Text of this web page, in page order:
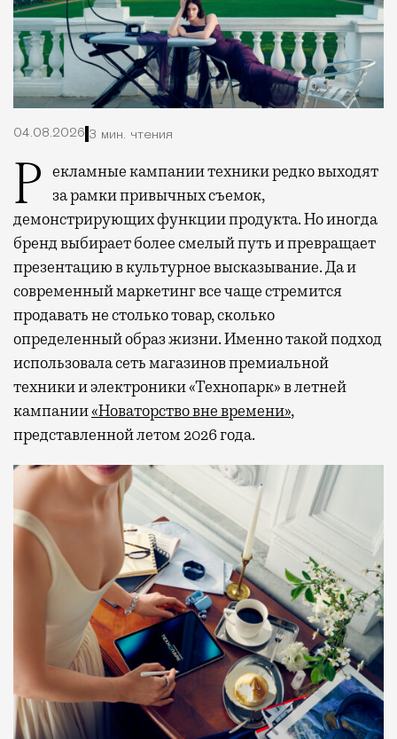
04.08.2026 3 мин. чтения
Рекламные кампании техники редко выходят
за рамки привычных съемок,
демонстрирующих функции продукта. Но иногда
бренд выбирает более смелый путь и превращает
презентацию в культурное высказывание. Да и
современный маркетинг все чаще стремится
продавать не столько товар, сколько
определенный образ жизни. Именно такой подход
использовала сеть магазинов премиальной
техники и электроники «Технопарк» в летней
кампании«Новаторство вне времени»,
представленной летом 2026 года.